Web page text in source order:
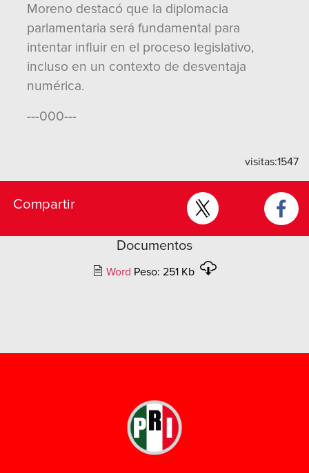
Moreno destacó que la diplomacia
parlamentaria será fundamental para
intentar influir en el proceso legislativo,
incluso en un contexto de desventaja
numérica.
---000---
visitas:1547
Compartir
Documentos
Word Peso: 251 Kb